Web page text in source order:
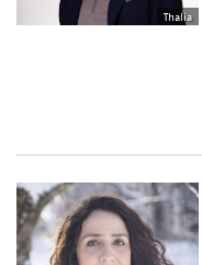
Thalia